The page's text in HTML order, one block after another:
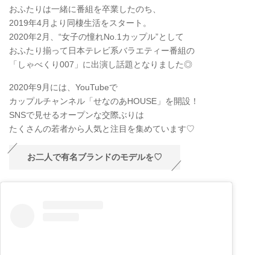
おふたりは一緒に番組を卒業したのち、
2019年4月より同棲生活をスタート。
2020年2月、“女子の憧れNo.1カップル”として
おふたり揃って日本テレビ系バラエティー番組の
「しゃべくり007」に出演し話題となりました◎
2020年9月には、YouTubeで
カップルチャンネル「せなのあHOUSE」を開設！
SNSで見せるオープンな交際ぶりは
たくさんの若者から人気と注目を集めています♡
お二人で有名ブランドのモデルを♡